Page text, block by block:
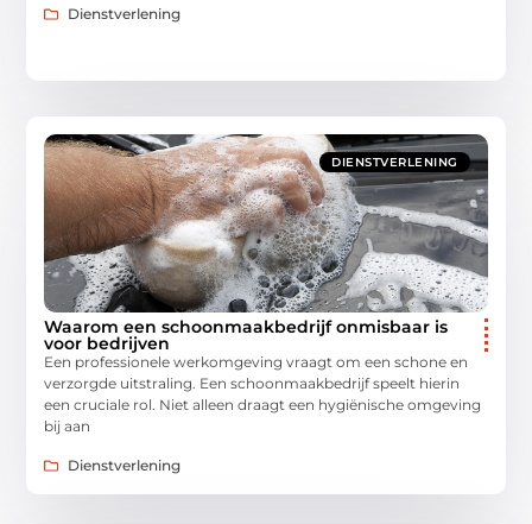
Dienstverlening
DIENSTVERLENING
Waarom een schoonmaakbedrijf onmisbaar is
voor bedrijven
Een professionele werkomgeving vraagt om een schone en
verzorgde uitstraling. Een schoonmaakbedrijf speelt hierin
een cruciale rol. Niet alleen draagt een hygiënische omgeving
bij aan
Dienstverlening